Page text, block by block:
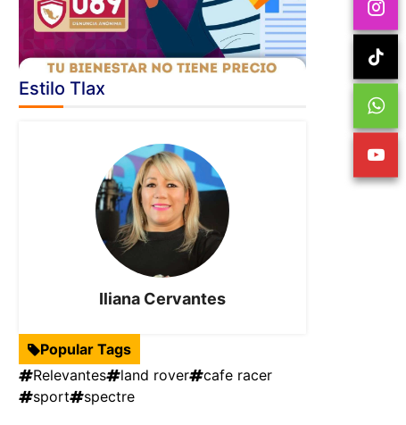
Estilo Tlax
Iliana Cervantes
Popular Tags
Relevantes
land rover
cafe racer
sport
spectre